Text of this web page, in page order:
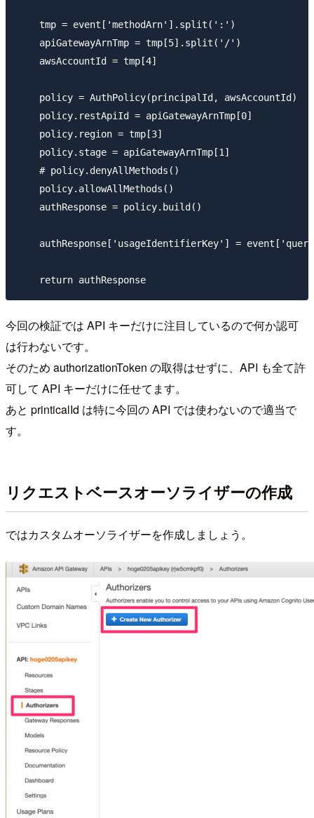
    tmp = event['methodArn'].split(':')
    apiGatewayArnTmp = tmp[5].split('/')
    awsAccountId = tmp[4]
    policy = AuthPolicy(principalId, awsAccountId)
    policy.restApiId = apiGatewayArnTmp[0]
    policy.region = tmp[3]
    policy.stage = apiGatewayArnTmp[1]
    # policy.denyAllMethods()
    policy.allowAllMethods()
    authResponse = policy.build()
authResponse['usageIdentifierKey'] =
今回の検証では API キーだけに注目しているので何か認可
は行わないです。
そのため authorizationToken の取得はせずに、API も全て許
可して API キーだけに任せてます。
あと printicalId は特に今回の API では使わないので適当で
す。
リクエストベースオーソライザーの作成
ではカスタムオーソライザーを作成しましょう。